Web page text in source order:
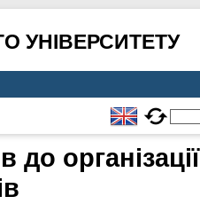
УНІВЕРСИТЕТУ
до організації